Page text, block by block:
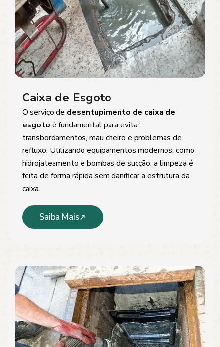
Caixa de Esgoto
O serviço de desentupimento de caixa de
esgoto é fundamental para evitar
transbordamentos, mau cheiro e problemas de
refluxo. Utilizando equipamentos modernos, como
hidrojateamento e bombas de sucção, a limpeza é
feita de forma rápida sem danificar a estrutura da
caixa.
Saiba Mais